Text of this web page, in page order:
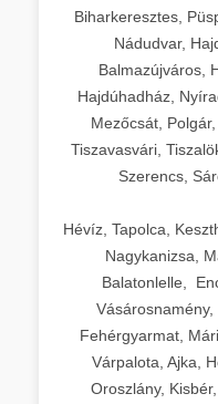
Biharkeresztes,
Nádudvar,
Balmazújváros,
Hajdúhadház,
Mezőcsát,
Tiszavasvári,
Szerencs,
Hévíz, Tapolca,
Nagykanizsa,
Balatonlelle,
Vásárosnamény,
Fehérgyarmat,
Várpalota, Ajka,
Oroszlány,